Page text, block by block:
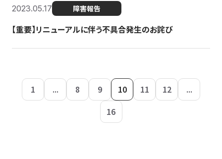
2023.05.17 障害報告
【重要】リニューアルに伴う不具合発生のお詫び
1 ... 8 9 10 11 12
...
16